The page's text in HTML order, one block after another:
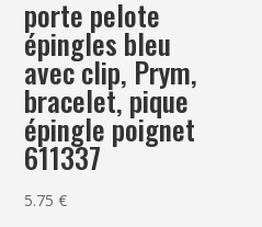
porte pelote
épingles bleu
avec clip, Prym,
bracelet, pique
épingle poignet
611337
5.75€